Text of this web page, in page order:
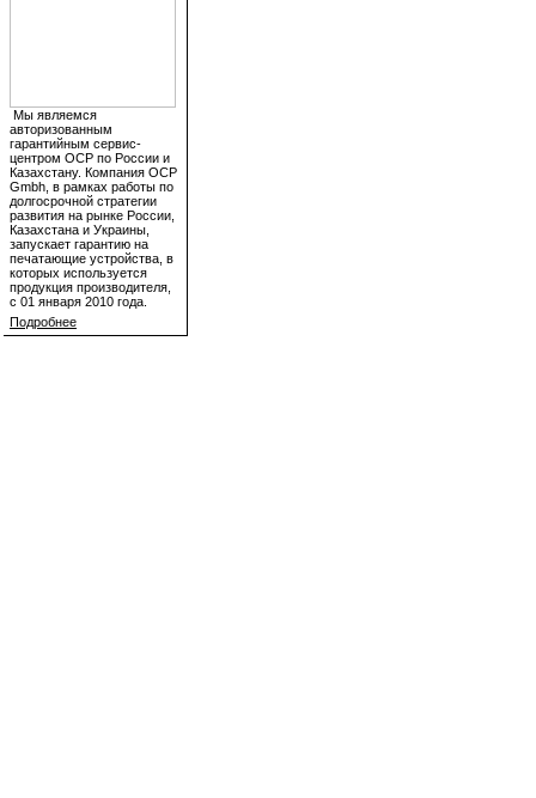
Мы являемся
авторизованным
гарантийным сервис-
центром OCP по России и
Казахстану. Компания OCP
Gmbh, в рамках работы по
долгосрочной стратегии
развития на рынке России,
Казахстана и Украины,
запускает гарантию на
печатающие устройства, в
которых используется
продукция производителя,
с 01 января 2010 года.
Подробнее